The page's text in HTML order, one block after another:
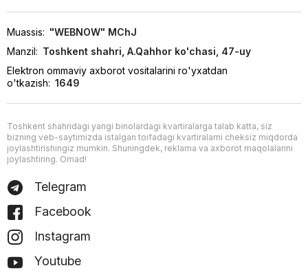
Muassis: "WEBNOW" MChJ
Manzil: Toshkent shahri, A.Qahhor ko'chasi, 47-uy
Elektron ommaviy axborot vositalarini ro'yxatdan
o'tkazish: 1649
Toshkent shahridagi yangi binolardagi kvartiralarga talab katta, siz
bizning veb-saytimizda istalgan toifadagi kvartiralarni cheksiz miqdorda
joylashtirishingiz mumkin. Shuningdek, reklama va axborot maqolalarini
joylashtiring. Omad!
Telegram
Facebook
Instagram
Youtube